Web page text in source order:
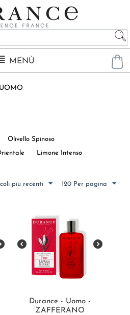
MENÙ
UOMO
Olivello Spinoso
Limone Intenso
più recenti 120 Per pagina
Durance - Uomo -
ZAFFERANO